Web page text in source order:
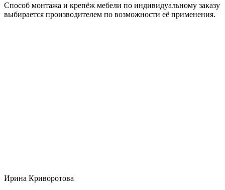
Способ монтажа и крепёж мебели по индивидуальному заказу
выбирается производителем по возможности её применения.
Ирина Криворотова